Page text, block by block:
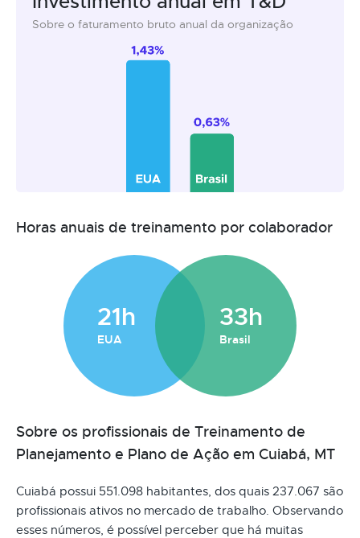
Sobre o faturamento bruto anual da organização
Horas anuais de treinamento por colaborador
21h
EUA
33h
Brasil
Sobre os profissionais de Treinamento de
Planejamento e Plano de Ação em Cuiabá, MT
Cuiabá possui 551.098 habitantes, dos quais 237.067 são
profissionais ativos no mercado de trabalho. Observando
esses números, é possível perceber que há muitas